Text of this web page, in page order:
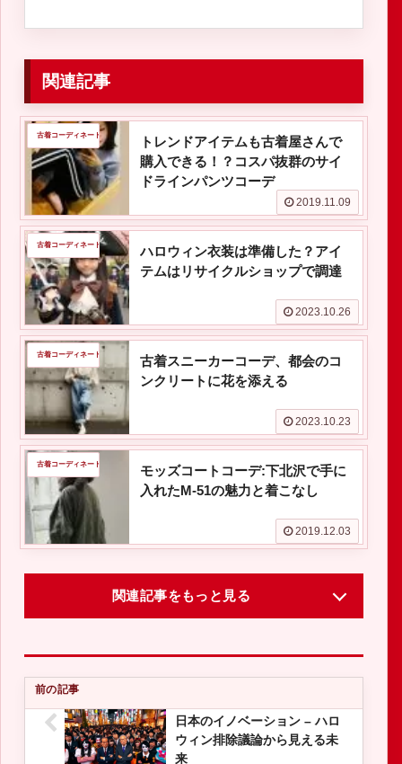
関連記事
古着コーディネート
トレンドアイテムも古着屋さんで
購入できる！？コスパ抜群のサイ
ドラインパンツコーデ
2019.11.09
古着コーディネート
ハロウィン衣装は準備した？アイ
テムはリサイクルショップで調達
2023.10.26
古着コーディネート
古着スニーカーコーデ、都会のコ
ンクリートに花を添える
2023.10.23
古着コーディネート
モッズコートコーデ:下北沢で手に
入れたM-51の魅力と着こなし
2019.12.03
関連記事をもっと見る
日本のイノベーション – ハロ
ウィン排除議論から見える未
来